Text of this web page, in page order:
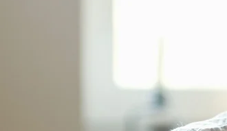
stress
reduce
their quality
empowered